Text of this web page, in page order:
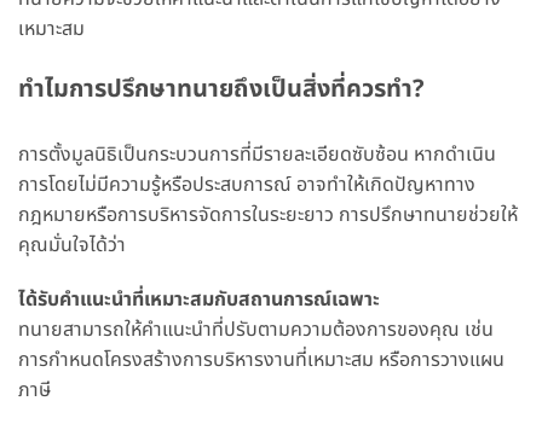
เหมาะสม
ทำไมการปรึกษาทนายถึงเป็นสิ่งที่ควรทำ?
การตั้งมูลนิธิเป็นกระบวนการที่มีรายละเอียดซับซ้อน หากดำเนิน
การโดยไม่มีความรู้หรือประสบการณ์ อาจทำให้เกิดปัญหาทาง
กฎหมายหรือการบริหารจัดการในระยะยาว การปรึกษาทนายช่วยให้
คุณมั่นใจได้ว่า
ได้รับคำแนะนำที่เหมาะสมกับสถานการณ์เฉพาะ
ทนายสามารถให้คำแนะนำที่ปรับตามความต้องการของคุณ เช่น
การกำหนดโครงสร้างการบริหารงานที่เหมาะสม หรือการวางแผน
ภาษี